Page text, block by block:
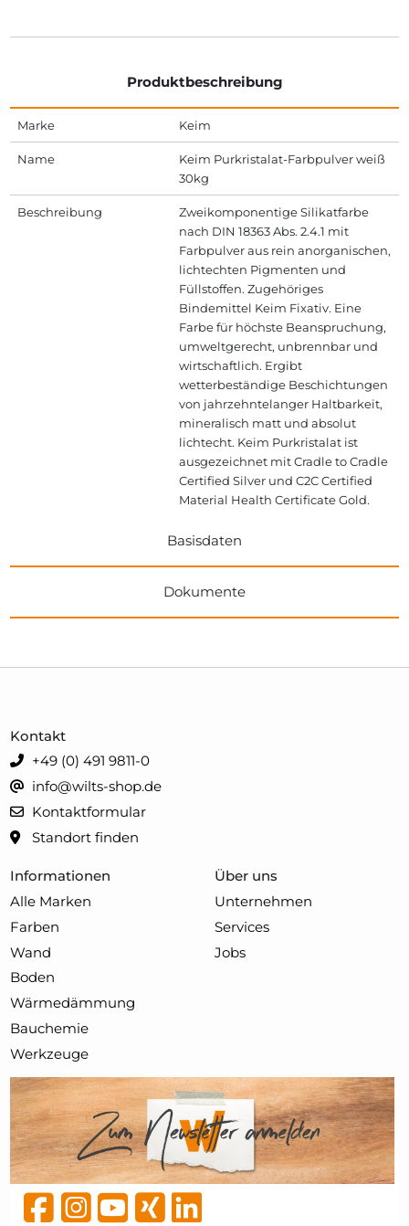
Produktbeschreibung
Marke Keim
Name
Keim Purkristalat-Farbpulver weiß
30kg
Beschreibung
Zweikomponentige Silikatfarbe
nach DIN 18363 Abs. 2.4.1 mit
Farbpulver aus rein anorganischen,
lichtechten Pigmenten und
Füllstoffen. Zugehöriges
Bindemittel Keim Fixativ. Eine
Farbe für höchste Beanspruchung,
umweltgerecht, unbrennbar und
wirtschaftlich. Ergibt
wetterbeständige Beschichtungen
von jahrzehntelanger Haltbarkeit,
mineralisch matt und absolut
lichtecht. Keim Purkristalat ist
ausgezeichnet mit Cradle to Cradle
Certified Silver und C2C Certified
Material Health Certificate Gold.
Basisdaten
Dokumente
Informationen
Alle Marken
Farben
Wand
Boden
Wärmedämmung
Bauchemie
Werkzeuge
Über uns
Unternehmen
Services
Jobs
Kontakt
+49 (0) 491 9811-0
info@wilts-shop.de
Kontaktformular
Standort finden